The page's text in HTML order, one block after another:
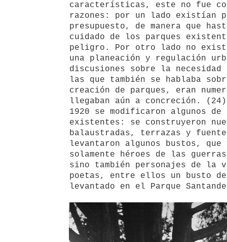
características, este no fue
razones: por un lado existían
presupuesto, de manera que
cuidado de los parques
peligro. Por otro lado no
una planeación y regulación
discusiones sobre la
las que también se hablaba
creación de parques, eran
llegaban aún a concreción.
1920 se modificaron algunos de
existentes: se construyeron
balaustradas, terrazas y
levantaron algunos bustos, que
solamente héroes de las
sino también personajes de la
poetas, entre ellos un busto
levantado en el Parque